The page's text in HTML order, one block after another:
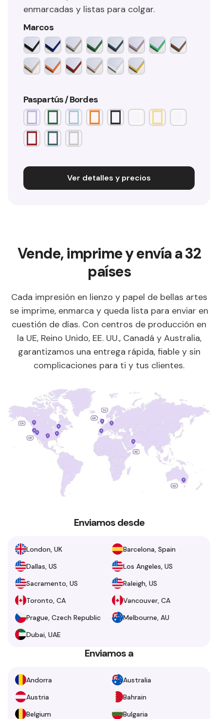
enmarcadas y listas para colgar.
Marcos
Paspartús / Bordes
Ver detalles y precios
Vende, imprime y envía a 32
países
Cada impresión en lienzo y papel de bellas artes
se imprime, enmarca y queda lista para enviar en
cuestión de días. Con centros de producción en
la UE, Reino Unido, EE. UU., Canadá y Australia,
garantizamos una entrega rápida, fiable y sin
complicaciones para ti y tus clientes.
Enviamos desde
London, UK
Barcelona, Spain
Dallas, US
Los Angeles, US
Sacramento, US
Raleigh, US
Toronto, CA
Vancouver, CA
Prague, Czech Republic
Melbourne, AU
Dubai, UAE
Enviamos a
Andorra
Australia
Austria
Bahrain
Belgium
Bulgaria